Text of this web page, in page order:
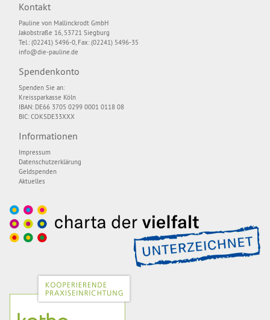
Kontakt
Pauline von Mallinckrodt GmbH
Jakobstraße 16, 53721 Siegburg
Tel.: (02241) 5496-0, Fax: (02241) 5496-35
info@die-pauline.de
Spendenkonto
Spenden Sie an:
Kreissparkasse Köln
IBAN: DE66 3705 0299 0001 0118 08
BIC: COKSDE33XXX
Informationen
Impressum
Datenschutzerklärung
Geldspenden
Aktuelles